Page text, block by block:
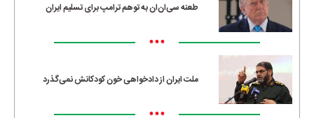
طعنه سی‌ان‌ان به توهم ترامپ برای تسلیم ایران
•••
ملت ایران از دادخواهی خون کودکانش نمی‌گذرد